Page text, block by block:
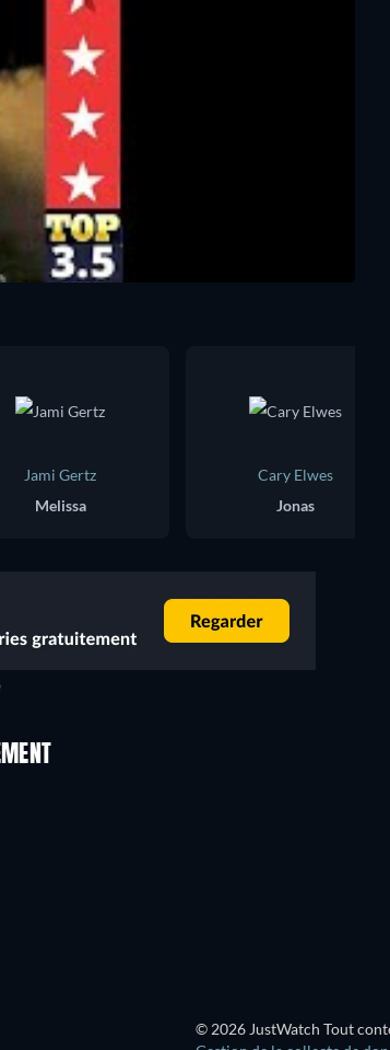
Jami Gertz
Melissa
Cary Elwes
Jonas
© 2026 JustWatch Tout